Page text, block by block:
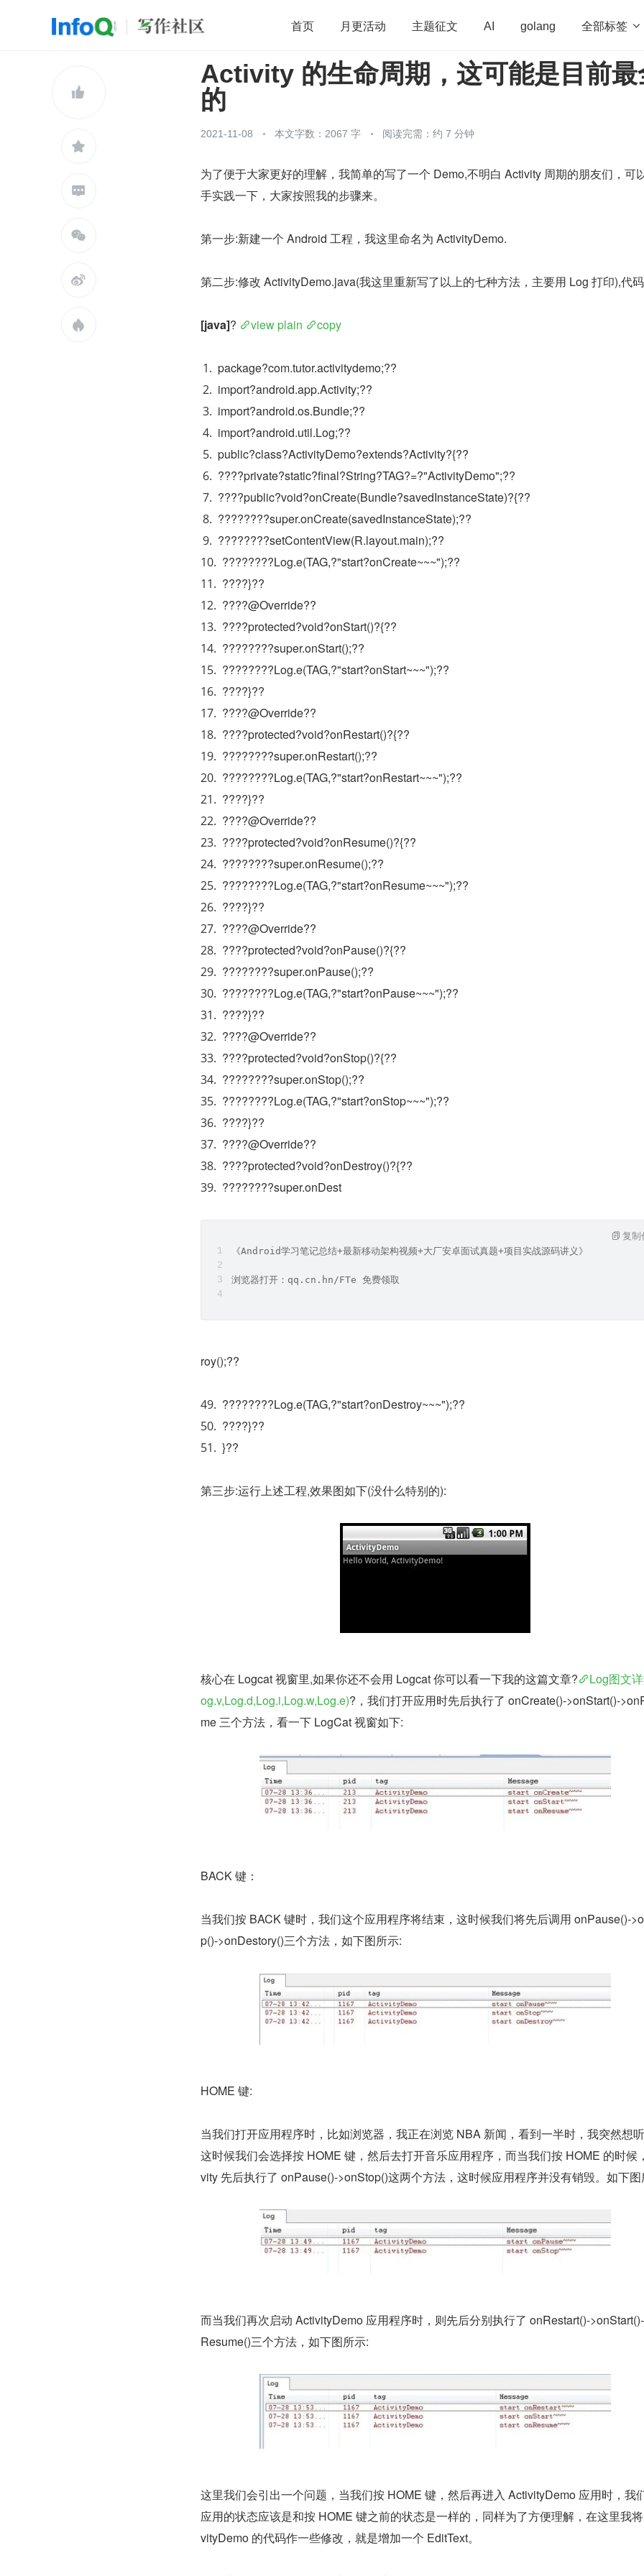
首页 月更活动 主题征文 AI golang 全部标签 
开源 架构 OpenHarmony 算法 学习方法 Web3.0 高
前端






Activity 的生命周期，这可能是目前最
的
2021-11-08 本文字数：2067 字 阅读完需：约 7 分钟
为了便于大家更好的理解，我简单的写了一个 Demo,不明白 Activity 周期的朋友们，可
手实践一下，大家按照我的步骤来。
第一步:新建一个 Android 工程，我这里命名为 ActivityDemo.
第二步:修改 ActivityDemo.java(我这里重新写了以上的七种方法，主要用 Log 打印),代
[java]? view plain copy
package?com.tutor.activitydemo;??
import?android.app.Activity;??
import?android.os.Bundle;??
import?android.util.Log;??
public?class?ActivityDemo?extends?Activity?{??
????private?static?final?String?TAG?=?"ActivityDemo";??
????public?void?onCreate(Bundle?savedInstanceState)?{??
????????super.onCreate(savedInstanceState);??
????????setContentView(R.layout.main);??
????????Log.e(TAG,?"start?onCreate~~~");??
????}??
????@Override??
????protected?void?onStart()?{??
????????super.onStart();??
????????Log.e(TAG,?"start?onStart~~~");??
????}??
????@Override??
????protected?void?onRestart()?{??
????????super.onRestart();??
????????Log.e(TAG,?"start?onRestart~~~");??
????}??
????@Override??
????protected?void?onResume()?{??
????????super.onResume();??
????????Log.e(TAG,?"start?onResume~~~");??
????}??
????@Override??
????protected?void?onPause()?{??
????????super.onPause();??
????????Log.e(TAG,?"start?onPause~~~");??
????}??
????@Override??
????protected?void?onStop()?{??
????????super.onStop();??
????????Log.e(TAG,?"start?onStop~~~");??
????}??
????@Override??
????protected?void?onDestroy()?{??
????????super.onDest
《Android学习笔记总结+最新移动架构视频+大厂安卓面试真题+项目实战源码讲义》
浏览器打开：qq.cn.hn/FTe 免费领取
复制
roy();??
????????Log.e(TAG,?"start?onDestroy~~~");??
????}??
}??
第三步:运行上述工程,效果图如下(没什么特别的):
核心在 Logcat 视窗里,如果你还不会用 Logcat 你可以看一下我的这篇文章?
Log图文
og.v,Log.d,Log.i,Log.w,Log.e)?，我们打开应用时先后执行了 onCreate()->onStart()-
me 三个方法，看一下 LogCat 视窗如下:
BACK 键：
当我们按 BACK 键时，我们这个应用程序将结束，这时候我们将先后调用 onPause()-
p()->onDestory()三个方法，如下图所示:
HOME 键:
当我们打开应用程序时，比如浏览器，我正在浏览 NBA 新闻，看到一半时，我突然想
这时候我们会选择按 HOME 键，然后去打开音乐应用程序，而当我们按 HOME 的时候
vity 先后执行了 onPause()->onStop()这两个方法，这时候应用程序并没有销毁。如下
而当我们再次启动 ActivityDemo 应用程序时，则先后分别执行了 onRestart()-
Resume()三个方法，如下图所示:
这里我们会引出一个问题，当我们按 HOME 键，然后再进入 ActivityDemo 应用时，我
应用的状态应该是和按 HOME 键之前的状态是一样的，同样为了方便理解，在这里我
vityDemo 的代码作一些修改，就是增加一个 EditText。